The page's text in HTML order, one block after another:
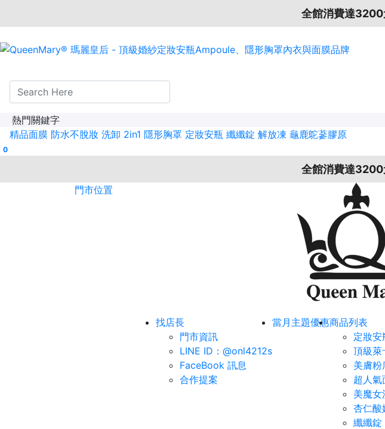
全館消費達3200
熱門關鍵字
精品面膜 防水不脫妝 洗卸 2in1 隱形胸罩 定妝安瓶 纖纖錠 解放凍 龜鹿鴕蔘膠原
0
全館消費達3200
門市位置
找店長
門市資訊
LINE ID：@onl4212s
FaceBook 訊息
合作提案
當月主題優惠商品列表
定妝安
頂級萊
美膚粉
超人氣
美魔女
杏仁酸
纖纖錠